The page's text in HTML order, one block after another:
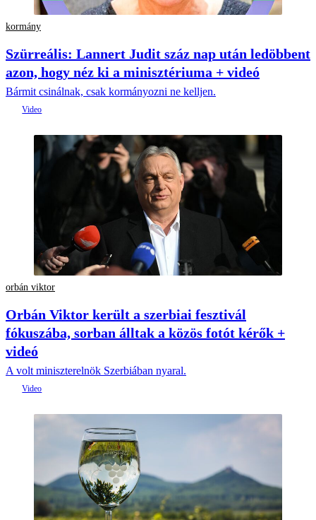
kormány
Szürreális: Lannert Judit száz nap után ledöbbent
azon, hogy néz ki a minisztériuma + videó
Bármit csinálnak, csak kormányozni ne kelljen.
orbán viktor
Orbán Viktor került a szerbiai fesztivál
fókuszába, sorban álltak a közös fotót kérők +
videó
A volt miniszterelnök Szerbiában nyaral.